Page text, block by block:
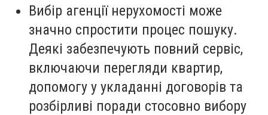
Вибір агенції нерухомості може
значно спростити процес пошуку.
Деякі забезпечують повний сервіс,
включаючи перегляди квартир,
допомогу у укладанні договорів та
розбірливі поради стосовно вибору